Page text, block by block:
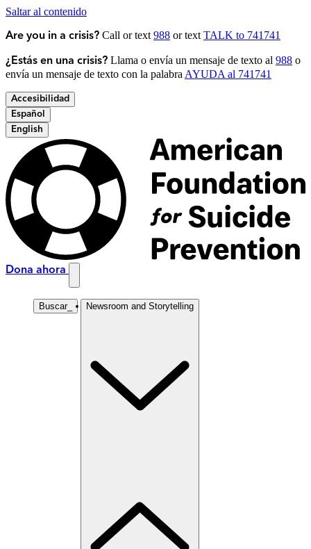
Saltar al contenido
Are you in a crisis? Call or text 988 or text TALK to 741741
¿Estás en una crisis? Llama o envía un mensaje de texto al 988 o
envía un mensaje de texto con la palabra AYUDA al 741741
Accesibilidad
Español
English
Dona ahora
Buscar_ Newsroom and Storytelling